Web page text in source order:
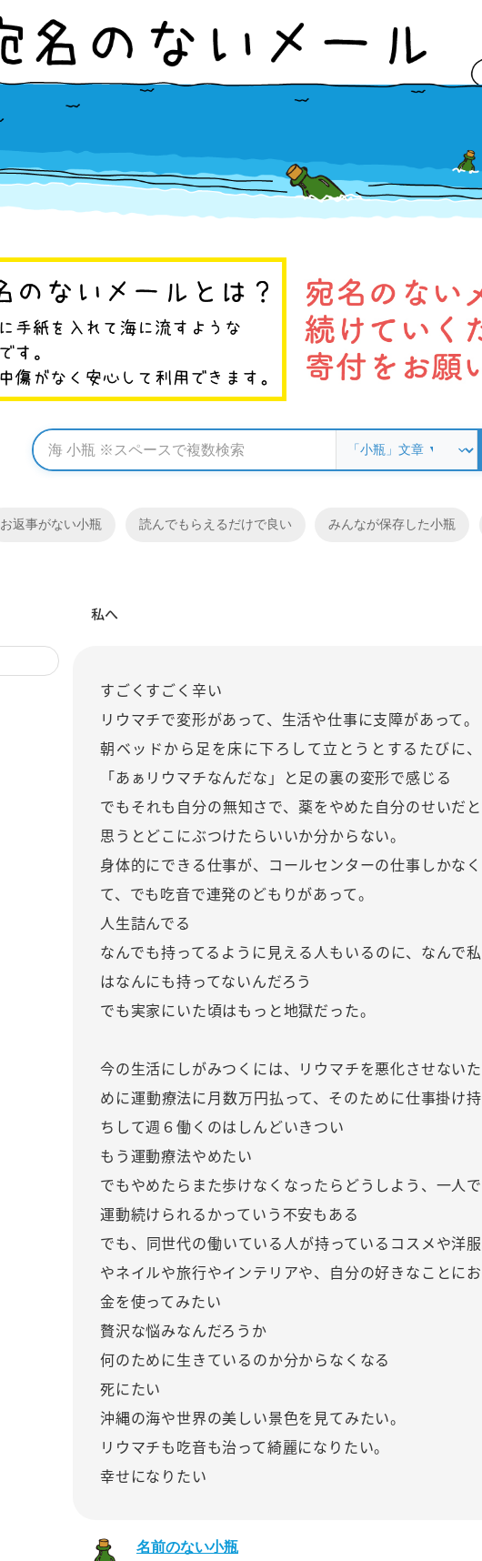
お返事がない小瓶 読んでもらえるだけで良い みんなが保存した小瓶
私へ
すごくすごく辛い
リウマチで変形があって、生活や仕事に支障があって。
朝ベッドから足を床に下ろして立とうとするたびに、
「あぁリウマチなんだな」と足の裏の変形で感じる
でもそれも自分の無知さで、薬をやめた自分のせいだと
思うとどこにぶつけたらいいか分からない。
身体的にできる仕事が、コールセンターの仕事しかなく
て、でも吃音で連発のどもりがあって。
人生詰んでる
なんでも持ってるように見える人もいるのに、なんで私
はなんにも持ってないんだろう
でも実家にいた頃はもっと地獄だった。
今の生活にしがみつくには、リウマチを悪化させないた
めに運動療法に月数万円払って、そのために仕事掛け持
ちして週６働くのはしんどいきつい
もう運動療法やめたい
でもやめたらまた歩けなくなったらどうしよう、一人で
運動続けられるかっていう不安もある
でも、同世代の働いている人が持っているコスメや洋服
やネイルや旅行やインテリアや、自分の好きなことにお
金を使ってみたい
贅沢な悩みなんだろうか
何のために生きているのか分からなくなる
死にたい
沖縄の海や世界の美しい景色を見てみたい。
リウマチも吃音も治って綺麗になりたい。
幸せになりたい
名前のない小瓶